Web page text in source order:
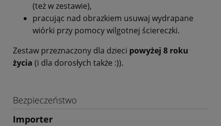
(też w zestawie),
pracując nad obrazkiem usuwaj wydrapane
wiórki przy pomocy wilgotnej ściereczki.
Zestaw przeznaczony dla dzieci powyżej 8 roku
życia (i dla dorosłych także :)).
Bezpieczeństwo
Importer